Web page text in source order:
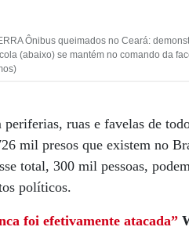
Ônibus queimados no Ceará:
(abaixo) se mantém no comando da
ruas e favelas de
mil presos que existem no
total, 300 mil pessoas,
políticos.
foi efetivamente atacada”